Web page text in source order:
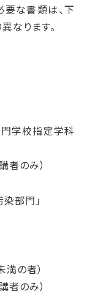
な書類は、下
なります。
学校指定学科
のみ）
部門」
の者）
のみ）